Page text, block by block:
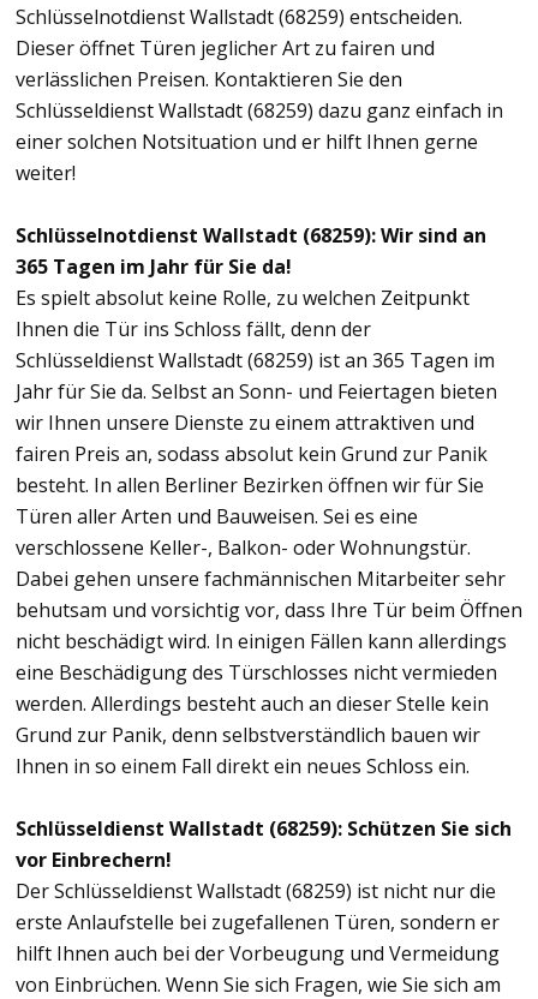
Schlüsselnotdienst Wallstadt (68259) entscheiden.
Dieser öffnet Türen jeglicher Art zu fairen und
verlässlichen Preisen. Kontaktieren Sie den
Schlüsseldienst Wallstadt (68259) dazu ganz einfach in
einer solchen Notsituation und er hilft Ihnen gerne
weiter!
Schlüsselnotdienst Wallstadt (68259): Wir sind an
365 Tagen im Jahr für Sie da!
Es spielt absolut keine Rolle, zu welchen Zeitpunkt
Ihnen die Tür ins Schloss fällt, denn der
Schlüsseldienst Wallstadt (68259) ist an 365 Tagen im
Jahr für Sie da. Selbst an Sonn- und Feiertagen bieten
wir Ihnen unsere Dienste zu einem attraktiven und
fairen Preis an, sodass absolut kein Grund zur Panik
besteht. In allen Berliner Bezirken öffnen wir für Sie
Türen aller Arten und Bauweisen. Sei es eine
verschlossene Keller-, Balkon- oder Wohnungstür.
Dabei gehen unsere fachmännischen Mitarbeiter sehr
behutsam und vorsichtig vor, dass Ihre Tür beim Öffnen
nicht beschädigt wird. In einigen Fällen kann allerdings
eine Beschädigung des Türschlosses nicht vermieden
werden. Allerdings besteht auch an dieser Stelle kein
Grund zur Panik, denn selbstverständlich bauen wir
Ihnen in so einem Fall direkt ein neues Schloss ein.
Schlüsseldienst Wallstadt (68259): Schützen Sie sich
vor Einbrechern!
Der Schlüsseldienst Wallstadt (68259) ist nicht nur die
erste Anlaufstelle bei zugefallenen Türen, sondern er
hilft Ihnen auch bei der Vorbeugung und Vermeidung
von Einbrüchen. Wenn Sie sich Fragen, wie Sie sich am